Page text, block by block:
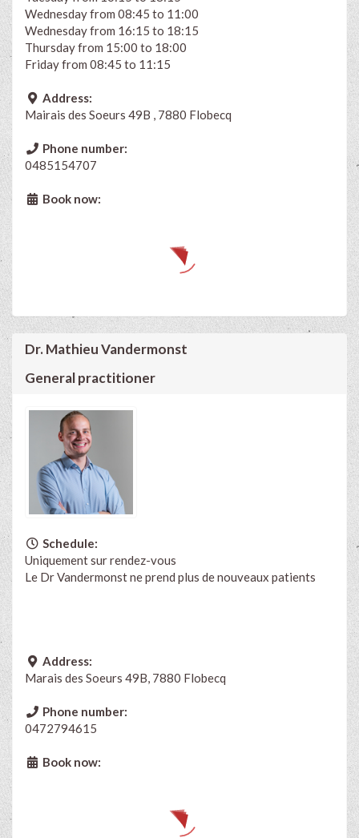
Wednesday from 08:45 to 11:00
Wednesday from 16:15 to 18:15
Thursday from 15:00 to 18:00
Friday from 08:45 to 11:15
Address:
Mairais des Soeurs 49B , 7880 Flobecq
Phone number:
0485154707
Book now:
Dr. Mathieu Vandermonst
General practitioner
Schedule:
Uniquement sur rendez-vous
Le Dr Vandermonst ne prend plus de nouveaux patients
Address:
Marais des Soeurs 49B, 7880 Flobecq
Phone number:
0472794615
Book now: